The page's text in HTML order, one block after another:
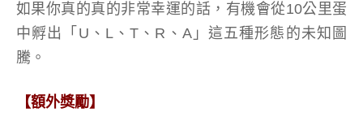
如果你真的真的非常幸運的話，有機會從10公里蛋
中孵出「U、L、T、R、A」這五種形態的未知圖
騰。
【額外獎勵】